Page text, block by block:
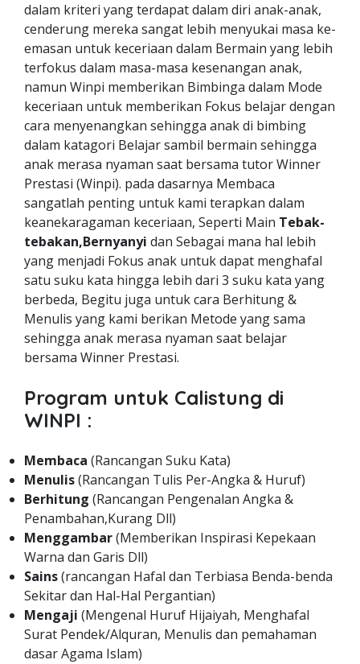
dalam kriteri yang terdapat dalam diri anak-anak,
cenderung mereka sangat lebih menyukai masa ke-
emasan untuk keceriaan dalam Bermain yang lebih
terfokus dalam masa-masa kesenangan anak,
namun Winpi memberikan Bimbinga dalam Mode
keceriaan untuk memberikan Fokus belajar dengan
cara menyenangkan sehingga anak di bimbing
dalam katagori Belajar sambil bermain sehingga
anak merasa nyaman saat bersama tutor Winner
Prestasi (Winpi). pada dasarnya Membaca
sangatlah penting untuk kami terapkan dalam
keanekaragaman keceriaan, Seperti Main Tebak-
tebakan,Bernyanyi dan Sebagai mana hal lebih
yang menjadi Fokus anak untuk dapat menghafal
satu suku kata hingga lebih dari 3 suku kata yang
berbeda, Begitu juga untuk cara Berhitung &
Menulis yang kami berikan Metode yang sama
sehingga anak merasa nyaman saat belajar
bersama Winner Prestasi.
Program untuk Calistung di
WINPI :
Membaca (Rancangan Suku Kata)
Menulis(Rancangan Tulis Per-Angka & Huruf)
Berhitung (Rancangan Pengenalan Angka &
Penambahan,Kurang Dll)
Menggambar(Memberikan Inspirasi Kepekaan
Warna dan Garis Dll)
Sains(rancangan Hafal dan Terbiasa Benda-benda
Sekitar dan Hal-Hal Pergantian)
Mengaji (Mengenal Huruf Hijaiyah, Menghafal
Surat Pendek/Alquran, Menulis dan pemahaman
dasar Agama Islam)